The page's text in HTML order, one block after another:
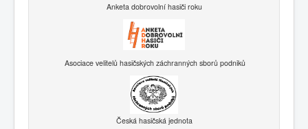
Anketa dobrovolní hasiči roku
Asociace velitelů hasičských záchranných sborů podniků
Česká hasičská jednota